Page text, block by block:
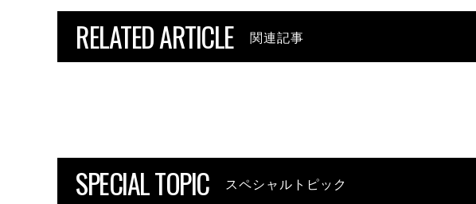
RELATED ARTICLE 関連記事
SPECIAL TOPIC スペシャルトピック